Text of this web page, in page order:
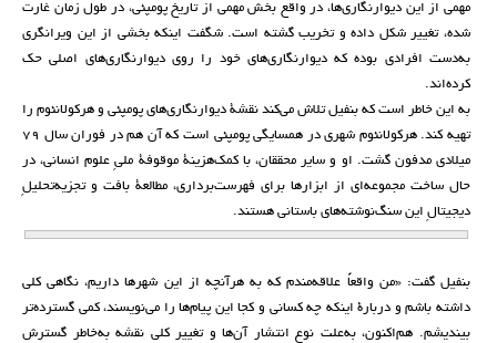
مهمی از این دیوارنگاری‌ها، در واقع بخش مهمی از تاریخ پومپئی، در طول زمان غارت
شده، تغییر شکل داده و تخریب گشته است. شگفت اینکه بخشی از این ویرانگری
به‌دست افرادی بوده که دیوارنگاری‌های خود را روی دیوارنگاری‌های اصلی حک
کرده‌اند.
به این خاطر است که بنفیل تلاش می‌کند نقشۀ دیوارنگاری‌های پومپئی و هرکولانئوم را
تهیه کند. هرکولانئوم شهری در همسایگی پومپئی است که آن هم در فوران سال ۷۹
میلادی مدفون گشت. او و سایر محققان، با کمک‌هزینۀ موقوفۀ ملیِ علوم انسانی، در
حال ساخت مجموعه‌ای از ابزارها برای فهرست‌برداری، مطالعۀ بافت و تجزیه‌تحلیلِ
دیجیتالِ این سنگ‌نوشته‌های باستانی هستند.
بنفیل گفت: «من واقعاً علاقه‌مندم که به هرآنچه از این شهرها داریم، نگاهی کلی
داشته باشم و دربارۀ اینکه چه کسانی و کجا این پیام‌ها را می‌نویسند، کمی گسترده‌تر
بیندیشم. هم‌اکنون، به‌علت نوع انتشار آن‌ها و تغییر کلی نقشه به‌خاطر گسترش